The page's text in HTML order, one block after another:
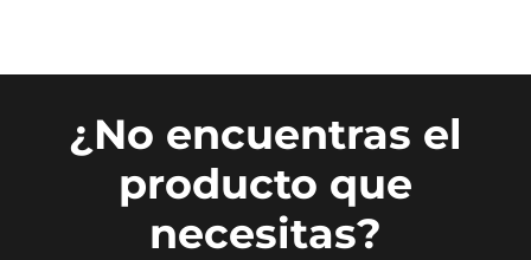
¿No encuentras el
producto que
necesitas?